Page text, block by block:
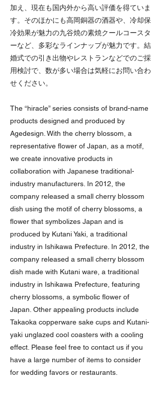
加え、現在も国内外から高い評価を得ていま
す。そのほかにも高岡銅器の酒器や、冷却保
冷効果が魅力の九谷焼の素焼クールコースタ
ーなど、多彩なラインナップが魅力です。結
婚式での引き出物やレストランなどでのご採
用検討で、数が多い場合は気軽にお問い合わ
せください。
The “hiracle” series consists of brand-name
products designed and produced by
Agedesign. With the cherry blossom, a
representative flower of Japan, as a motif,
we create innovative products in
collaboration with Japanese traditional-
industry manufacturers. In 2012, the
company released a small cherry blossom
dish using the motif of cherry blossoms, a
flower that symbolizes Japan and is
produced by Kutani Yaki, a traditional
industry in Ishikawa Prefecture. In 2012, the
company released a small cherry blossom
dish made with Kutani ware, a traditional
industry in Ishikawa Prefecture, featuring
cherry blossoms, a symbolic flower of
Japan. Other appealing products include
Takaoka copperware sake cups and Kutani-
yaki unglazed cool coasters with a cooling
effect. Please feel free to contact us if you
have a large number of items to consider
for wedding favors or restaurants.